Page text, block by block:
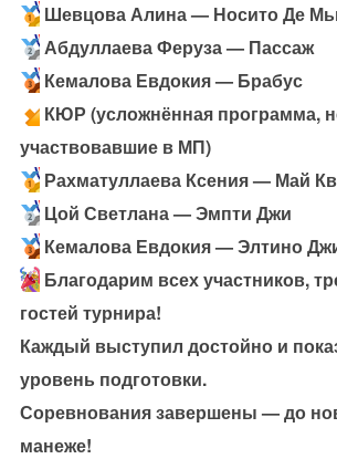
Шевцова Алина — Носито Де
Абдуллаева Феруза — Пассаж
Кемалова Евдокия — Брабус
КЮР (усложнённая программа,
участвовавшие в МП)
Рахматуллаева Ксения — Май
Цой Светлана — Эмпти Джи
Кемалова Евдокия — Элтино
Благодарим всех участников,
гостей турнира!
Каждый выступил достойно и
уровень подготовки.
Соревнования завершены — до
манеже!